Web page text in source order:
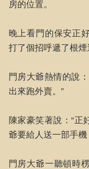
房的位置。
晚上看門的保安正
打了個招呼遞了根煙
門房大爺熱情的說
出來跑外賣。”
陳家豪笑著說：“正
爺要給人送一部手
門房大爺一聽頓時